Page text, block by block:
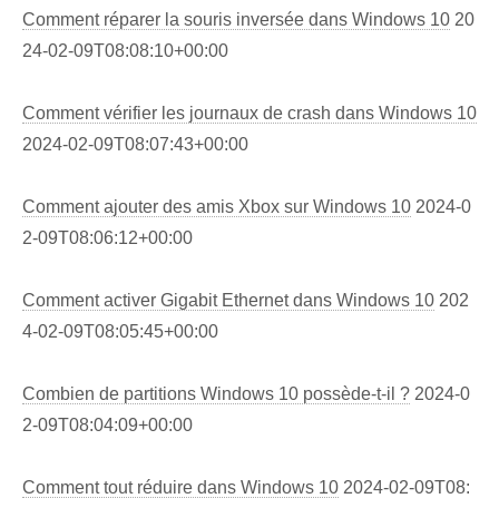
Comment réparer la souris inversée dans Windows 10 20
24-02-09T08:08:10+00:00
Comment vérifier les journaux de crash dans Windows 10
2024-02-09T08:07:43+00:00
Comment ajouter des amis Xbox sur Windows 10 2024-0
2-09T08:06:12+00:00
Comment activer Gigabit Ethernet dans Windows 10 202
4-02-09T08:05:45+00:00
Combien de partitions Windows 10 possède-t-il ? 2024-0
2-09T08:04:09+00:00
Comment tout réduire dans Windows 10 2024-02-09T08: